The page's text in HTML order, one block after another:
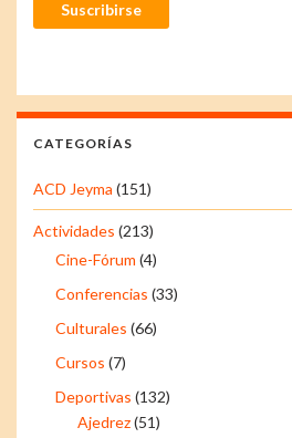
Suscribirse
CATEGORÍAS
ACD Jeyma (151)
Actividades (213)
Cine-Fórum (4)
Conferencias (33)
Culturales (66)
Cursos (7)
Deportivas (132)
Ajedrez(51)